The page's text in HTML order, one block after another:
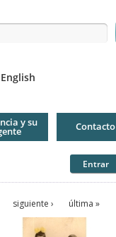
English
y su Contacto
Entrar
siguiente › última »